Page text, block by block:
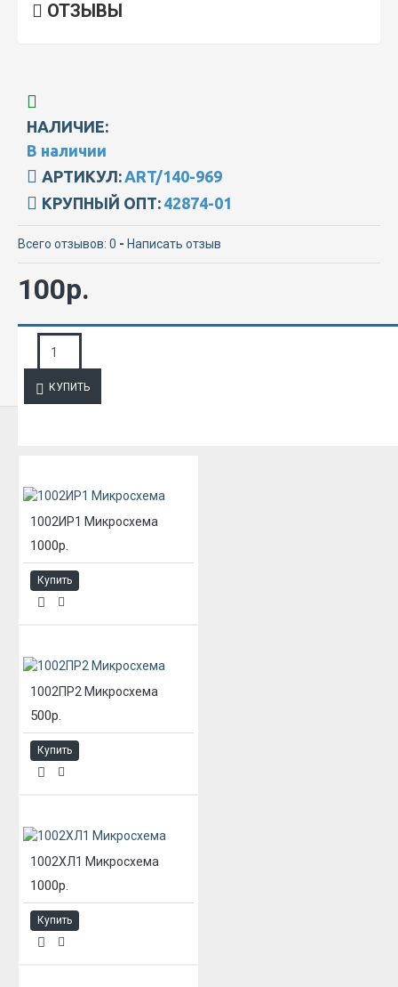
ОТЗЫВЫ
НАЛИЧИЕ:
В наличии
АРТИКУЛ: ART/140-969
КРУПНЫЙ ОПТ: 42874-01
Всего отзывов: 0 - Написать отзыв
100р.
КУПИТЬ
1002ИР1 Микросхема
1000р.
Купить
1002ПР2 Микросхема
500р.
Купить
1002ХЛ1 Микросхема
1000р.
Купить